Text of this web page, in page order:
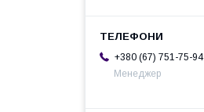
+380 (67) 751-75-94
Менеджер